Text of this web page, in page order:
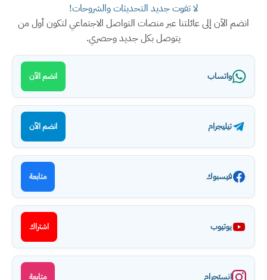
لا تفوت جديد التحديثات والشروحات!
انضم الآن إلى عائلتنا عبر منصات التواصل الاجتماعي لتكون أول من
يتوصل بكل جديد وحصري.
واتساب انضم الآن
تيليجرام انضم الآن
فيسبوك متابعة
يوتيوب اشتراك
انستجرام متابعة